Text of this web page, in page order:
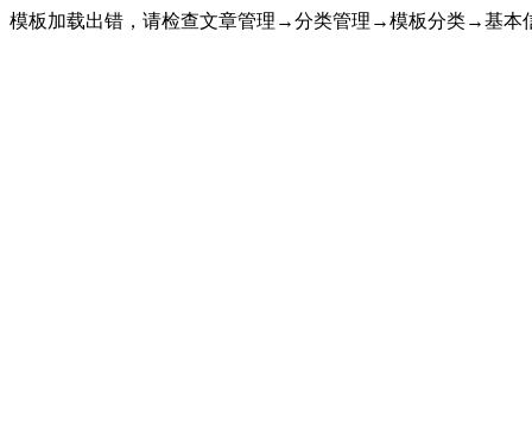
模板加载出错，请检查文章管理→分类管理→模板分类→基本